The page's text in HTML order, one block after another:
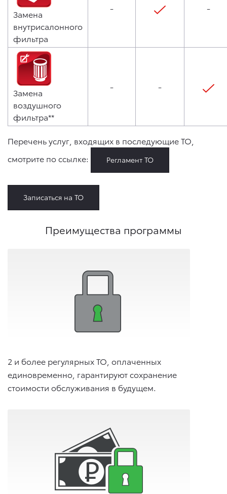
Замена
внутрисалонного
фильтра
- -
Замена
воздушного
фильтра**
- -
Перечень услуг, входящих в последующие ТО,
смотрите по ссылке:
Регламент ТО
Записаться на ТО
Преимущества программы
2 и более регулярных ТО, оплаченных
единовременно, гарантируют сохранение
стоимости обслуживания в будущем.